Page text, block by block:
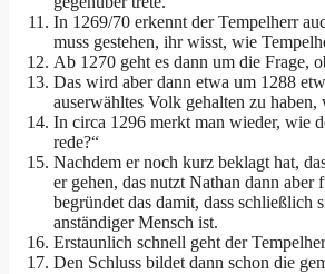
In 1269/70 erkennt der Tempelherr
muss gestehen, ihr wisst, wie
Ab 1270 geht es dann um die Frage,
Das wird aber dann etwa um 1288
auserwähltes Volk gehalten zu
In circa 1296 merkt man wieder, wie
rede?“
Nachdem er noch kurz beklagt hat,
er gehen, das nutzt Nathan dann
begründet das damit, dass schließlich
anständiger Mensch ist.
Erstaunlich schnell geht der
Den Schluss bildet dann schon die